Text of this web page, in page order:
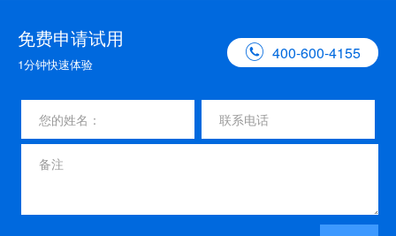
免费申请试用
1分钟快速体验
 400-600-4155